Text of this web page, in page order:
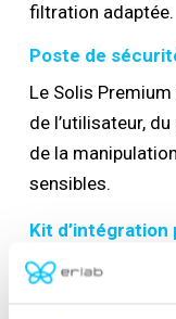
filtration adaptée.
Poste de
Le Solis
de l’utilisateur,
de la
sensibles.
Kit d’intégration
Le kit